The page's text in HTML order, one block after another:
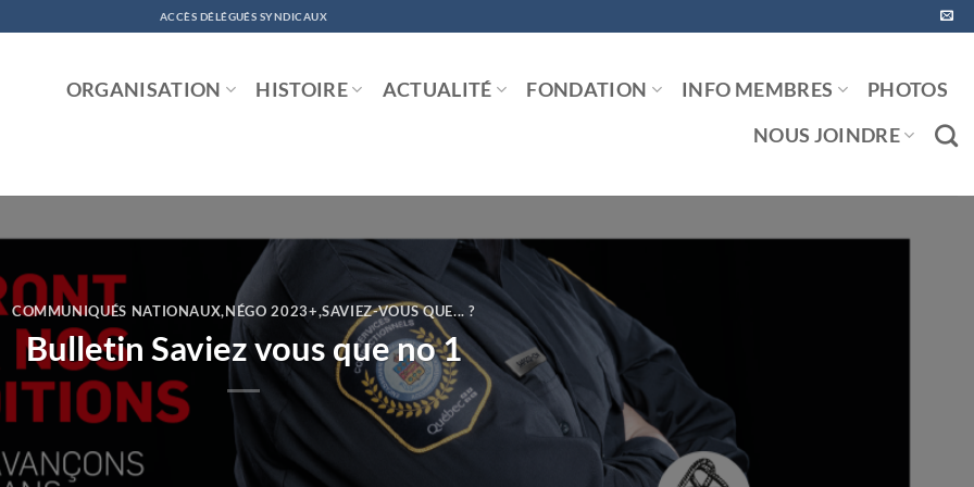
ACCÈS DÉLÉGUÉS SYNDICAUX
ORGANISATION HISTOIRE ACTUALITÉ FONDATION INFO MEMBRES
PHOTOS
NOUS JOINDRE
COMMUNIQUÉS NATIONAUX,NÉGO 2023+,SAVIEZ-VOUS QUE... ?
Bulletin Saviez vous que no 1